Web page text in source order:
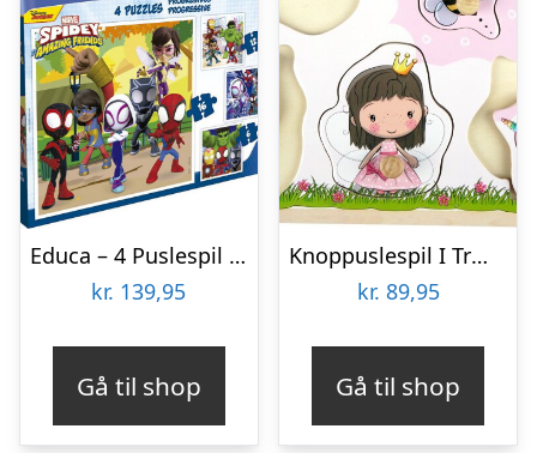
Educa – 4 Puslespil I Kuffert – 6-9-12-16 Brikker – Spidey & His Amazing Friends
kr. 139,95
Gå til shop
Knoppuslespil I Træ – 6 Brikker – Lillie & Ellie
kr. 89,95
Gå til shop